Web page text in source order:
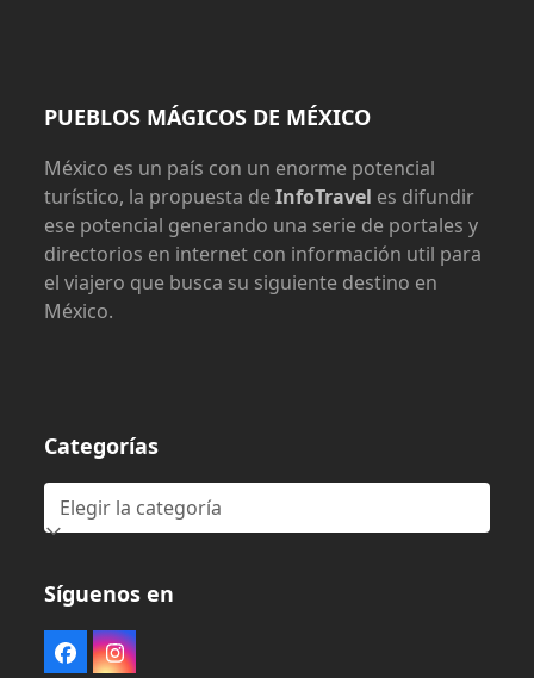
PUEBLOS MÁGICOS DE MÉXICO
México es un país con un enorme potencial
turístico, la propuesta deInfoTravel es difundir
ese potencial generando una serie de portales y
directorios en internet con información util para
el viajero que busca su siguiente destino en
México.
Categorías
Categorías
Síguenos en
FacebookInstagram